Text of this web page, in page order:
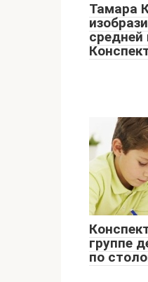
Тамара
средней
группе
по